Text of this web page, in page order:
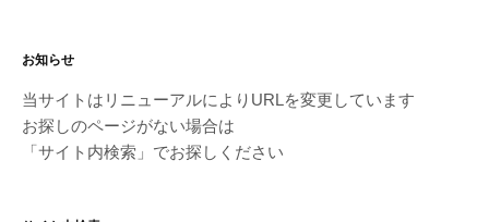
お知らせ
当サイトはリニューアルによりURLを変更しています
お探しのページがない場合は
「サイト内検索」でお探しください